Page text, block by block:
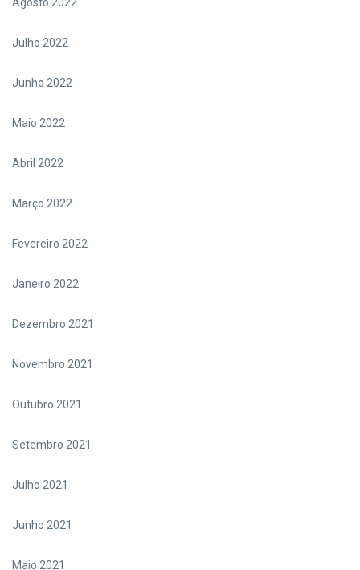
Julho 2022
Junho 2022
Maio 2022
Abril 2022
Março 2022
Fevereiro 2022
Janeiro 2022
Dezembro 2021
Novembro 2021
Outubro 2021
Setembro 2021
Julho 2021
Junho 2021
Maio 2021